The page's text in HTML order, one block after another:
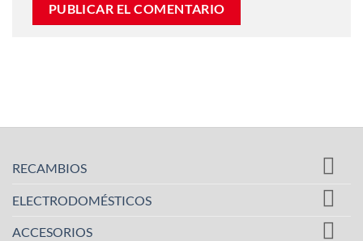
RECAMBIOS
ELECTRODOMÉSTICOS
ACCESORIOS